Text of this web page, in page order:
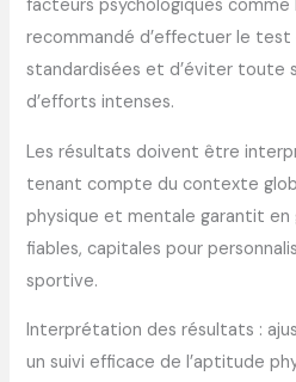
facteurs psychologiques
recommandé d’effectuer le test
standardisées et d’éviter toute
d’efforts intenses.
Les résultats doivent être
tenant compte du contexte
physique et mentale garantit en
fiables, capitales pour
sportive.
Interprétation des résultats :
un suivi efficace de l’aptitude